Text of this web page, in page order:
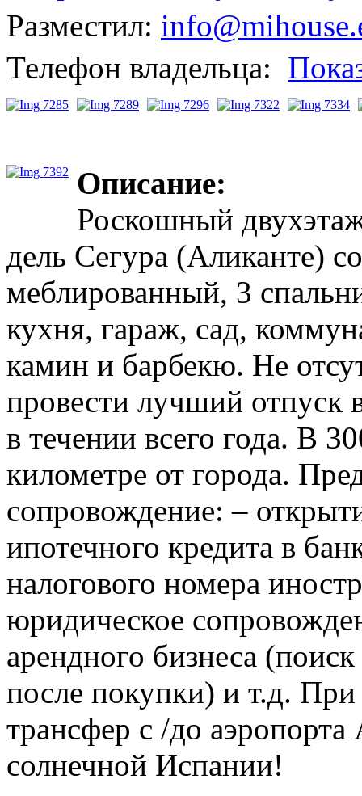
Разместил:
Телефон владельца:
Описание:
Роскошный
дель Сегура (Аликанте)
меблированный, 3
кухня, гараж, сад,
камин и барбекю. Не
провести лучший отпуск
в течении всего года. В
километре от города.
сопровождение: –
ипотечного кредита в
налогового номера
юридическое
арендного бизнеса
после покупки) и т.д.
трансфер с /до
солнечной Испании!